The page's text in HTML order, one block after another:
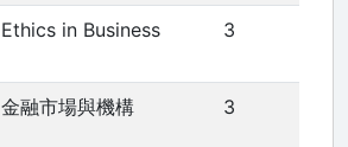
Ethics in Business 3
金融市場與機構 3